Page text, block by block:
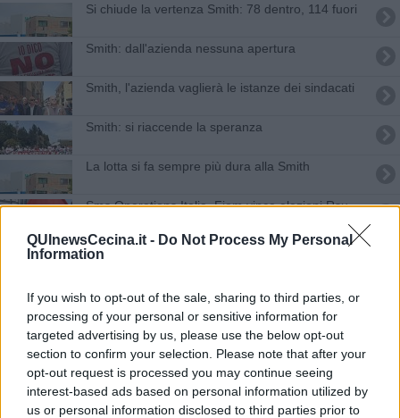
QUInewsCecina.it - Do Not Process My Personal
Information
If you wish to opt-out of the sale, sharing to third parties, or
processing of your personal or sensitive information for
targeted advertising by us, please use the below opt-out
section to confirm your selection. Please note that after your
opt-out request is processed you may continue seeing
interest-based ads based on personal information utilized by
us or personal information disclosed to third parties prior to
Si chiude la vertenza Smith: 78 dentro, 114 fuori
Smith: dall'azienda nessuna apertura
Smith, l'azienda vaglierà le istanze dei sindacati
Smith: si riaccende la speranza
La lotta si fa sempre più dura alla Smith
Sms Operations Italia, Fiom vince elezioni Rsu
Soppressa la linea bus, operai lasciati a piedi
"Metalmeccanici ancora senza contratto"
"Una scelta sbagliata, inopportuna e
provocatoria"
La 'notte rossa' degli operai della Smith